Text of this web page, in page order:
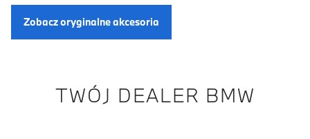
Zobacz oryginalne akcesoria
TWÓJ DEALER BMW